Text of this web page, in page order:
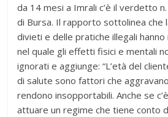
da 14 mesi a Imrali c’è il verdetto
di Bursa. Il rapporto sottolinea che
divieti e delle pratiche illegali
nel quale gli effetti fisici e mentali
ignorati e aggiunge: “L’età del
di salute sono fattori che
rendono insopportabili. Anche se
attuare un regime che tiene conto